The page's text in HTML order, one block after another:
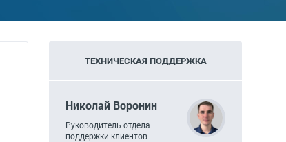
ТЕХНИЧЕСКАЯ ПОДДЕРЖКА
Николай Воронин
Руководитель отдела
поддержки клиентов